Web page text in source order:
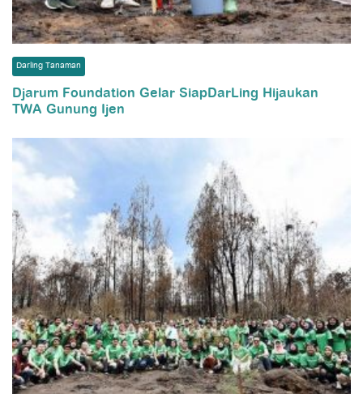
Darling Tanaman
Djarum Foundation Gelar SiapDarLing Hijaukan
TWA Gunung Ijen